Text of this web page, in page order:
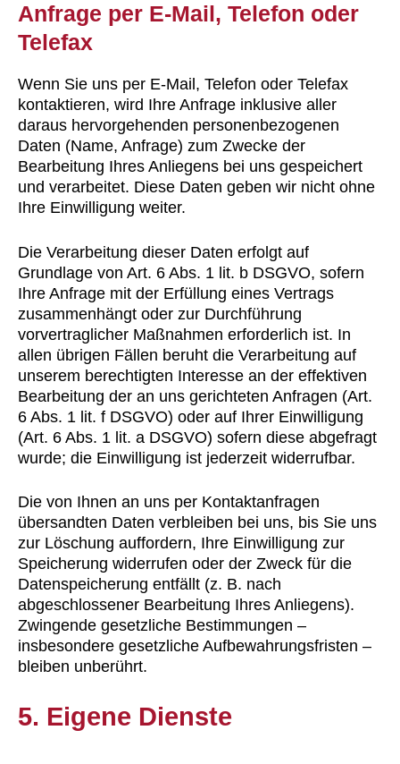
Anfrage per E-Mail, Telefon oder
Telefax
Wenn Sie uns per E-Mail, Telefon oder Telefax
kontaktieren, wird Ihre Anfrage inklusive aller
daraus hervorgehenden personenbezogenen
Daten (Name, Anfrage) zum Zwecke der
Bearbeitung Ihres Anliegens bei uns gespeichert
und verarbeitet. Diese Daten geben wir nicht ohne
Ihre Einwilligung weiter.
Die Verarbeitung dieser Daten erfolgt auf
Grundlage von Art. 6 Abs. 1 lit. b DSGVO, sofern
Ihre Anfrage mit der Erfüllung eines Vertrags
zusammenhängt oder zur Durchführung
vorvertraglicher Maßnahmen erforderlich ist. In
allen übrigen Fällen beruht die Verarbeitung auf
unserem berechtigten Interesse an der effektiven
Bearbeitung der an uns gerichteten Anfragen (Art.
6 Abs. 1 lit. f DSGVO) oder auf Ihrer Einwilligung
(Art. 6 Abs. 1 lit. a DSGVO) sofern diese abgefragt
wurde; die Einwilligung ist jederzeit widerrufbar.
Die von Ihnen an uns per Kontaktanfragen
übersandten Daten verbleiben bei uns, bis Sie uns
zur Löschung auffordern, Ihre Einwilligung zur
Speicherung widerrufen oder der Zweck für die
Datenspeicherung entfällt (z. B. nach
abgeschlossener Bearbeitung Ihres Anliegens).
Zwingende gesetzliche Bestimmungen –
insbesondere gesetzliche Aufbewahrungsfristen –
bleiben unberührt.
5. Eigene Dienste